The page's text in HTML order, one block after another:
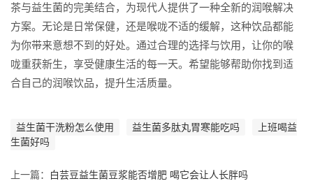
茶与益生菌的完美结合，为现代人提供了一种全新的润喉解决
方案。无论是日常保健，还是喉咙不适的缓解，这种饮品都能
为你带来意想不到的好处。通过合理的选择与饮用，让你的喉
咙重获新生，享受健康生活的每一天。希望能够帮助你找到适
合自己的润喉饮品，提升生活质量。
益生菌干洗粉怎么使用 益生菌多肽丸胃寒能吃吗
上班喝益
生菌好吗
上一篇：
白芸豆益生菌豆浆能否增肥 喝它会让人长胖吗